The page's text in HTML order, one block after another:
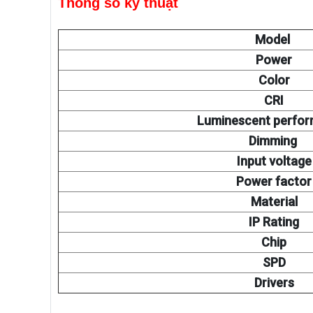
Model
Power
Color
CRI
Luminescent
Dimming
Input voltage
Power factor
Material
IP Rating
Chip
SPD
Drivers